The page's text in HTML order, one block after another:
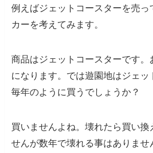
例えばジェットコースターを売っ
カーを考えてみます。
商品はジェットコースターです。
になります。では遊園地はジェッ
毎年のように買うでしょうか？
買いませんよね。壊れたら買い換
せんが数年で壊れる事はありませ